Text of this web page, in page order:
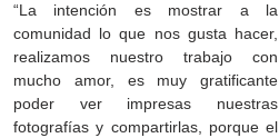
“La intención es mostrar a la
comunidad lo que nos gusta hacer,
realizamos nuestro trabajo con
mucho amor, es muy gratificante
poder ver impresas nuestras
fotografías y compartirlas, porque el